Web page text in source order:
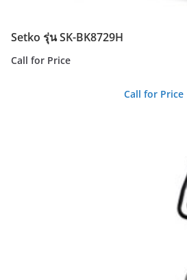
Setko รุ่น SK-BK8729H
Call for Price
Call for Price